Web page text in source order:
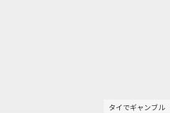
タイでギャンブル